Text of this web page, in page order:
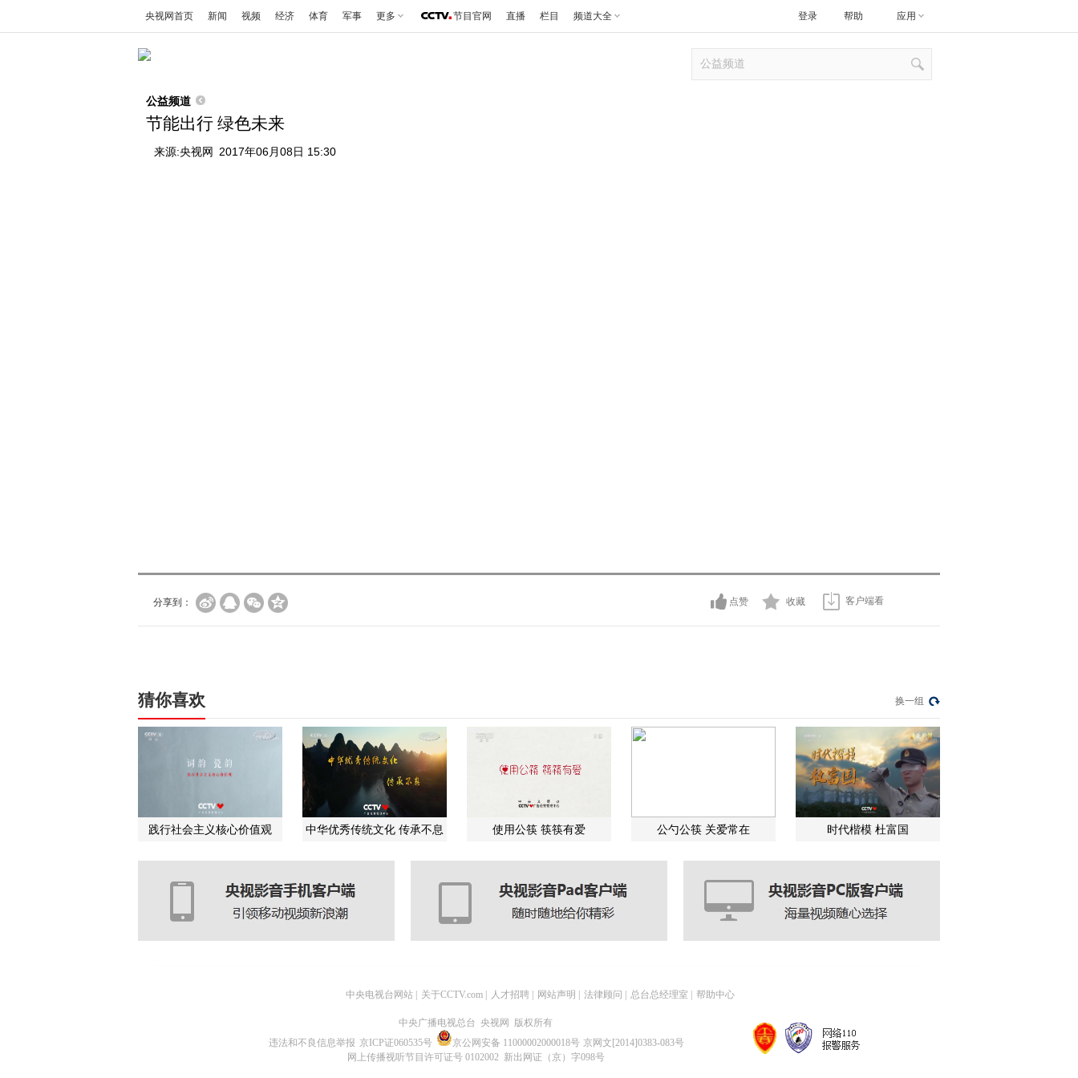
央视网首页 新闻 视频 经济 体育 军事 更多 节目官网 直播 栏目 频道大全 帮助 应用
登录
公益频道
节能出行 绿色未来
来源:央视网 2017年06月08日 15:30
分享到： 点赞 收藏 客户端看
猜你喜欢 换一组
践行社会主义核心价值观 中华优秀传统文化 传承不息 使用公筷 筷筷有爱 公勺公筷 关爱常在 时代楷模 杜富国
中央电视台网站 关于CCTV.com 人才招聘 网站声明 法律顾问 总台总经理室 帮助中心
中央广播电视总台 央视网 版权所有
违法和不良信息举报 京ICP证060535号 京公网安备 11000002000018号 京网文[2014]0383-083号
网上传播视听节目许可证号 0102002 新出网证（京）字098号